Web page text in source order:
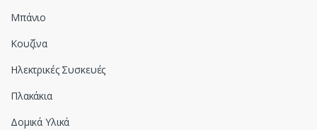
Μπάνιο
Κουζίνα
Ηλεκτρικές Συσκευές
Πλακάκια
Δομικά Υλικά